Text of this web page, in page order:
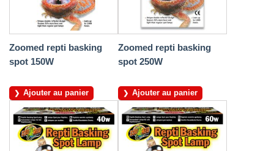
Zoomed repti basking
spot 150W
Ajouter au panier
Zoomed repti basking
spot 250W
Ajouter au panier